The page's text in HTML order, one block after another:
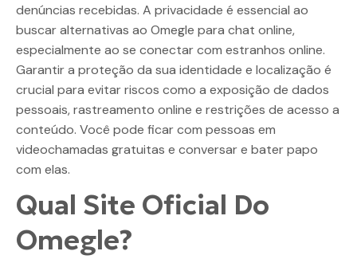
denúncias recebidas. A privacidade é essencial ao
buscar alternativas ao Omegle para chat online,
especialmente ao se conectar com estranhos online.
Garantir a proteção da sua identidade e localização é
crucial para evitar riscos como a exposição de dados
pessoais, rastreamento online e restrições de acesso a
conteúdo. Você pode ficar com pessoas em
videochamadas gratuitas e conversar e bater papo
com elas.
Qual Site Oficial Do
Omegle?